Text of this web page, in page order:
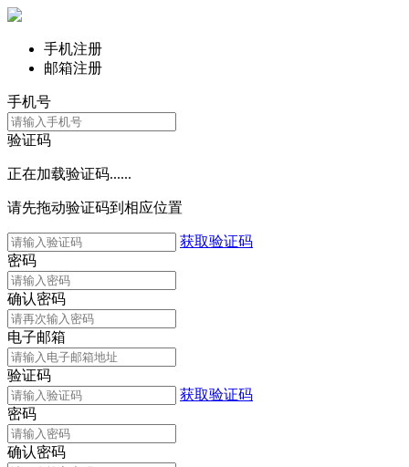
手机注册
邮箱注册
手机号
验证码
正在加载验证码......
请先拖动验证码到相应位置
获取验证码
密码
确认密码
电子邮箱
验证码
获取验证码
密码
确认密码